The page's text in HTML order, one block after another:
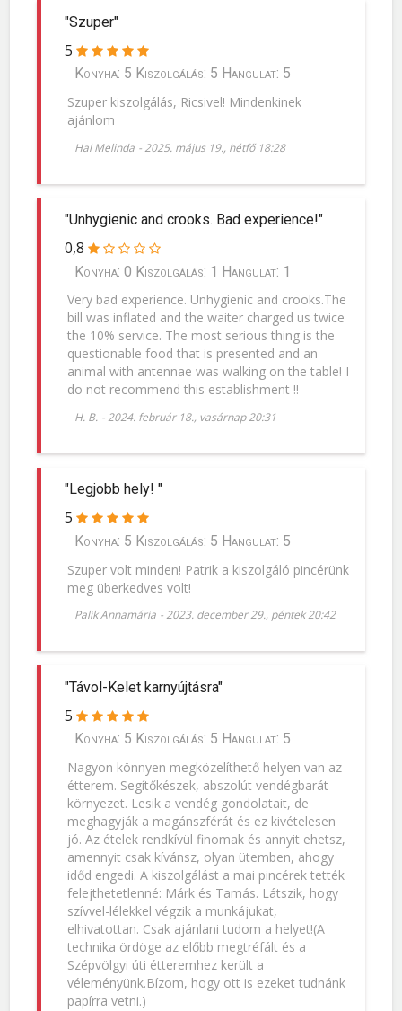
"Szuper"
5
Konyha: 5 Kiszolgálás: 5 Hangulat: 5
Szuper kiszolgálás, Ricsivel! Mindenkinek
ajánlom
Hal Melinda -2025. május 19., hétfő 18:28
"Unhygienic and crooks. Bad experience!"
0,8
Konyha: 0 Kiszolgálás: 1 Hangulat: 1
Very bad experience. Unhygienic and crooks.The
bill was inflated and the waiter charged us twice
the 10% service. The most serious thing is the
questionable food that is presented and an
animal with antennae was walking on the table! I
do not recommend this establishment !!
H. B. -2024. február 18., vasárnap 20:31
"Legjobb hely! "
5
Konyha: 5 Kiszolgálás: 5 Hangulat: 5
Szuper volt minden! Patrik a kiszolgáló pincérünk
meg überkedves volt!
Palik Annamária -2023. december 29., péntek 20:42
"Távol-Kelet karnyújtásra"
5
Konyha: 5 Kiszolgálás: 5 Hangulat: 5
Nagyon könnyen megközelíthető helyen van az
étterem. Segítőkészek, abszolút vendégbarát
környezet. Lesik a vendég gondolatait, de
meghagyják a magánszférát és ez kivételesen
jó. Az ételek rendkívül finomak és annyit ehetsz,
amennyit csak kívánsz, olyan ütemben, ahogy
időd engedi. A kiszolgálást a mai pincérek tették
felejthetetlenné: Márk és Tamás. Látszik, hogy
szívvel-lélekkel végzik a munkájukat,
elhivatottan. Csak ajánlani tudom a helyet!(A
technika ördöge az előbb megtréfált és a
Szépvölgyi úti étteremhez került a
véleményünk.Bízom, hogy ott is ezeket tudnánk
papírra vetni.)